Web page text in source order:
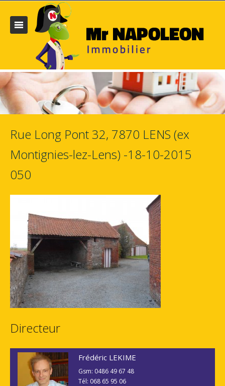
Rue Long Pont 32, 7870 LENS (ex
Montignies-lez-Lens) -18-10-2015
050
Directeur
Frédéric LEKIME
Gsm: 0486 49 67 48
Tél: 068 65 95 06